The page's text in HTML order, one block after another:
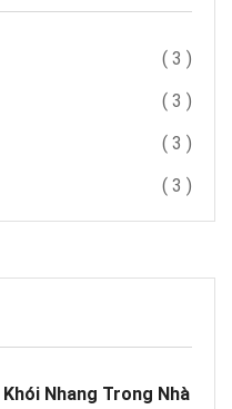
( 3 )
( 3 )
( 3 )
( 3 )
Nhang Trong Nhà